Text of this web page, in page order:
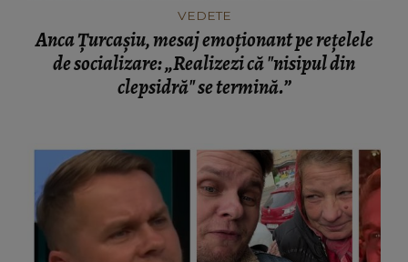
VEDETE
Anca Țurcașiu, mesaj emoționant pe rețelele
de socializare: „Realizezi că "nisipul din
clepsidră" se termină.”